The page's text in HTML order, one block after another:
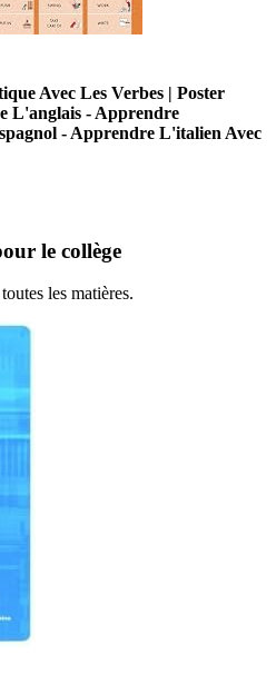
Avec Les Verbes | Poster
L'anglais - Apprendre
- Apprendre L'italien Avec
le collège
les matières.